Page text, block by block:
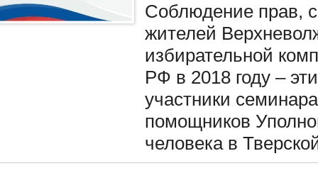
Соблюдение прав,
жителей
избирательной
РФ в 2018 году –
участники
помощников
человека в